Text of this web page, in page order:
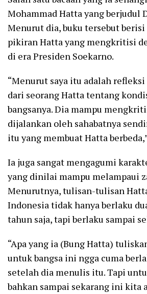
Mohammad Hatta yang berjudul
Menurut dia, buku tersebut
pikiran Hatta yang mengkritisi
di era Presiden Soekarno.
“Menurut saya itu adalah
dari seorang Hatta tentang
bangsanya. Dia mampu
dijalankan oleh sahabatnya
itu yang membuat Hatta
Ia juga sangat mengagumi
yang dinilai mampu melampaui
Menurutnya, tulisan-tulisan
Indonesia tidak hanya berlaku
tahun saja, tapi berlaku sampai
“Apa yang ia (Bung Hatta)
untuk bangsa ini ngga cuma
setelah dia menulis itu. Tapi
bahkan sampai sekarang ini kita